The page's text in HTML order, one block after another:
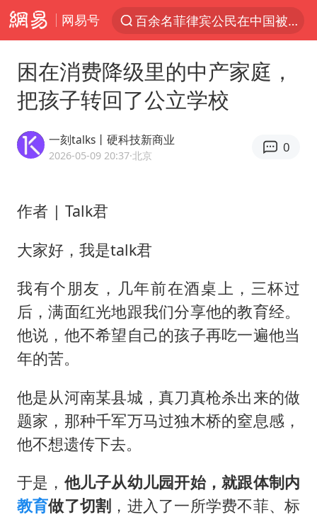
网易号
百余名菲律宾公民在中国被依法处理
哥伦比亚发生7.5级地震
公安部通报：抓获犯罪嫌疑人8200余名
伊朗最高领袖将任命数名高级指挥官
上海将苏州河水强排至黄浦江
警惕！我国境内发现多起“Sorry”勒索病毒攻击事件
广岛长崎的昨天未必不会是日本的明天
高铁双人座被免票儿童挤成3人座
真理之光，何以能照亮复兴之路？
困在消费降级里的中产家庭，
把孩子转回了公立学校
一刻talks丨硬科技新商业
2026-05-09 20:37·北京
0
作者 | Talk君
大家好，我是talk君
我有个朋友，几年前在酒桌上，三杯过
后，满面红光地跟我们分享他的教育经。
他说，他不希望自己的孩子再吃一遍他当
年的苦。
他是从河南某县城，真刀真枪杀出来的做
题家，那种千军万马过独木桥的窒息感，
他不想遗传下去。
于是， 他儿子从幼儿园开始，就跟体制内
教育做了切割 ，进入了一所学费不菲、标